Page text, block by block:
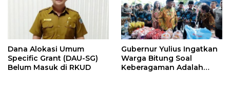
Dana Alokasi Umum
Specific Grant (DAU-SG)
Belum Masuk di RKUD
Gubernur Yulius Ingatkan
Warga Bitung Soal
Keberagaman Adalah